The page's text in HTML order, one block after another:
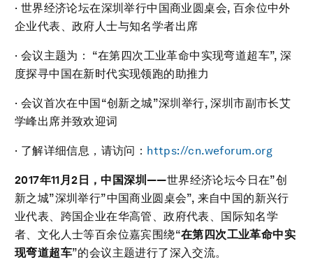
· 世界经济论坛在深圳举行中国商业圆桌会, 百余位中外
企业代表、政府人士与知名学者出席
· 会议主题为： “在第四次工业革命中实现弯道超车”, 深
度探寻中国在新时代实现领跑的助推力
· 会议首次在中国“创新之城”深圳举行, 深圳市副市长艾
学峰出席并致欢迎词
· 了解详细信息，请访问： https://cn.weforum.org
2017年11月2 日，中国深圳——世界经济论坛今日在”创
新之城”深圳举行”中国商业圆桌会”, 来自中国的新兴行
业代表、跨国企业在华高管、政府代表、国际知名学
者、文化人士等百余位嘉宾围绕“在第四次工业革命中实
现弯道超车”的会议主题进行了深入交流。